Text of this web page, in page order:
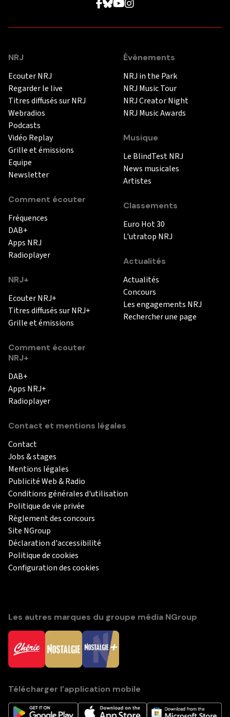
NRJ
Ecouter NRJ
Regarder le live
Titres diffusés sur NRJ
Webradios
Podcasts
Vidéo Replay
Grille et émissions
Equipe
Newsletter
Comment écouter
Fréquences
DAB+
Apps NRJ
Radioplayer
NRJ+
Ecouter NRJ+
Titres diffusés sur NRJ+
Grille et émissions
Comment écouter
NRJ+
DAB+
Apps NRJ+
Radioplayer
Événements
NRJ in the Park
NRJ Music Tour
NRJ Creator Night
NRJ Music Awards
Musique
Le BlindTest NRJ
News musicales
Artistes
Classements
Euro Hot 30
L'utratop NRJ
Actualités
Actualités
Concours
Les engagements NRJ
Rechercher une page
Contact et mentions légales
Contact
Jobs & stages
Mentions légales
Publicité Web & Radio
Conditions générales d'utilisation
Politique de vie privée
Règlement des concours
Site NGroup
Déclaration d'accessibilité
Politique de cookies
Configuration des cookies
Les autres marques du groupe média NGroup
Télécharger l’application mobile